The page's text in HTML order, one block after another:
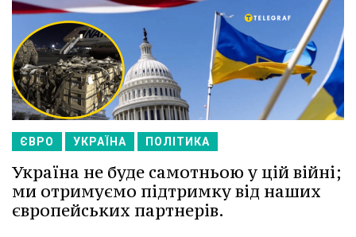
ЄВРО УКРАЇНА ПОЛІТИКА
Україна не буде самотньою у цій війні;
ми отримуємо підтримку від наших
європейських партнерів.